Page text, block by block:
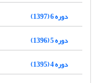
دوره 6 (1397)
دوره 5 (1396)
دوره 4 (1395)